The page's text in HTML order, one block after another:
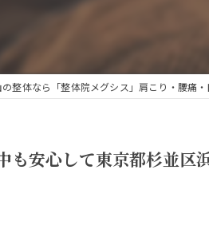
の整体なら「整体院メグシス」肩こり・腰痛
も安心して東京都杉並区